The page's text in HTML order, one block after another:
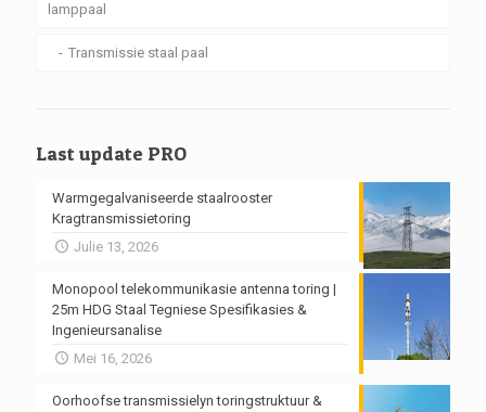
lamppaal
Transmissie staal paal
Last update PRO
Warmgegalvaniseerde staalrooster
Kragtransmissietoring
Julie 13, 2026
Monopool telekommunikasie antenna toring |
25m HDG Staal Tegniese Spesifikasies &
Ingenieursanalise
Mei 16, 2026
Oorhoofse transmissielyn toringstruktuur &